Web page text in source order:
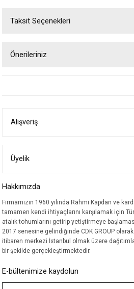
Taksit Seçenekleri
Önerileriniz
Ürün bilgilerinde hatalar bulunuyor.
Bu ürüne benzer farklı alternatifler olmalı.
Alışveriş
Üyelik
Hakkımızda
Firmamızın 1960 yılında Rahmi Kapdan ve
tamamen kendi ihtiyaçlarını karşılamak için
atalık tohumlarını getirip yetiştirmeye
2017 senesine gelindiğinde CDK GROUP
itibaren merkezi İstanbul olmak üzere
bir şekilde gerçekleştirmektedir.
E-bültenimize kaydolun